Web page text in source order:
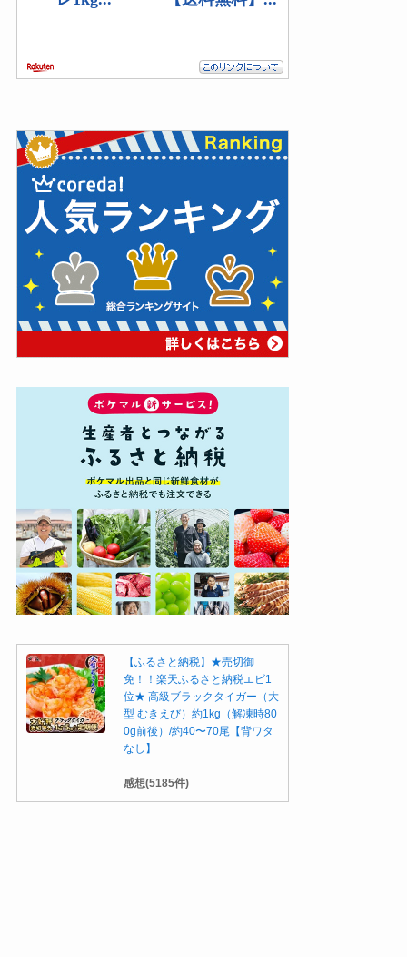
【ふるさと納税】★売切御
免！！楽天ふるさと納税エビ1
位★ 高級ブラックタイガー（大
型 むきえび）約1kg（解凍時80
0g前後）/約40〜70尾【背ワタ
なし】
感想(5185件)